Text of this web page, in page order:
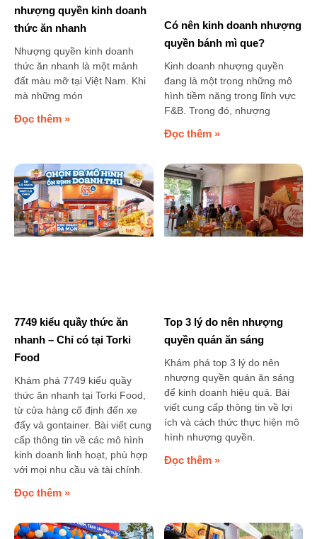
nhượng quyền kinh doanh
thức ăn nhanh
Nhượng quyền kinh doanh
thức ăn nhanh là một mảnh
đất màu mỡ tại Việt Nam. Khi
mà những món
Đọc thêm »
Có nên kinh doanh nhượng
quyền bánh mì que?
Kinh doanh nhượng quyền
đang là một trong những mô
hình tiềm năng trong lĩnh vực
F&B. Trong đó, nhượng
Đọc thêm »
7749 kiểu quầy thức ăn
nhanh – Chỉ có tại Torki
Food
Khám phá 7749 kiểu quầy
thức ăn nhanh tại Torki Food,
từ cửa hàng cố định đến xe
đẩy và gontainer. Bài viết cung
cấp thông tin về các mô hình
kinh doanh linh hoạt, phù hợp
với mọi nhu cầu và tài chính.
Đọc thêm »
Top 3 lý do nên nhượng
quyền quán ăn sáng
Khám phá top 3 lý do nên
nhượng quyền quán ăn sáng
để kinh doanh hiệu quả. Bài
viết cung cấp thông tin về lợi
ích và cách thức thực hiện mô
hình nhượng quyền.
Đọc thêm »